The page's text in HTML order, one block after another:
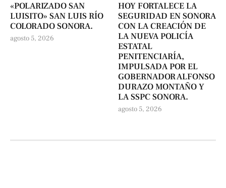
«POLARIZADO SAN
LUISITO» SAN LUIS RÍO
COLORADO SONORA.
agosto 5, 2026
HOY FORTALECE LA
SEGURIDAD EN SONORA
CON LA CREACIÓN DE
LA NUEVA POLICÍA
ESTATAL
PENITENCIARÍA,
IMPULSADA POR EL
GOBERNADOR ALFONSO
DURAZO MONTAÑO Y
LA SSPC SONORA.
agosto 5, 2026